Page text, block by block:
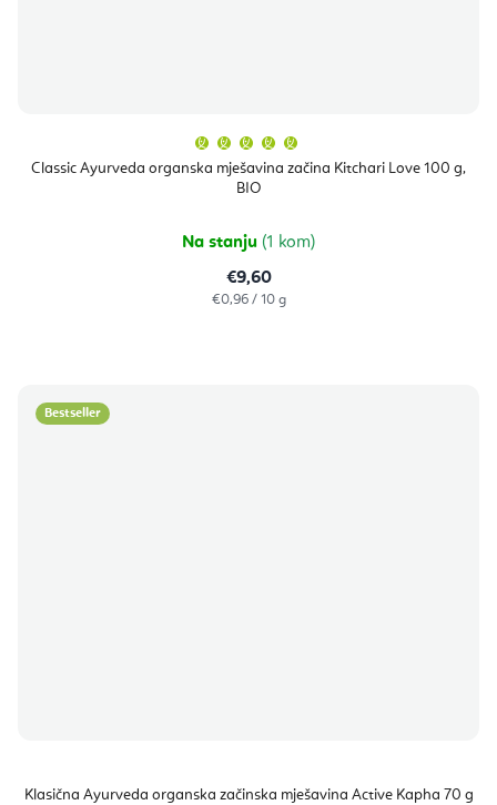
Classic Ayurveda organska mješavina začina Kitchari Love 100 g,
BIO
proizvoda
je
zvjezdica.
Na stanju (1 kom)
€9,60
Izračunaj
€0,96 / 10 g
Bestseller
Klasična Ayurveda organska začinska mješavina Active Kapha 70 g